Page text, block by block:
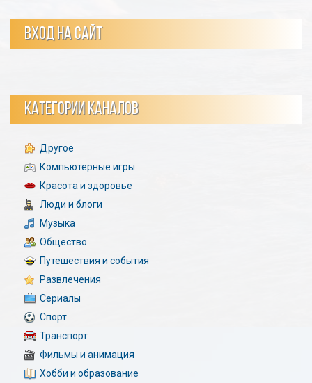
ВХОД НА САЙТ
КАТЕГОРИИ КАНАЛОВ
Другое
Компьютерные игры
Красота и здоровье
Люди и блоги
Музыка
Общество
Путешествия и события
Развлечения
Сериалы
Спорт
Транспорт
Фильмы и анимация
Хобби и образование